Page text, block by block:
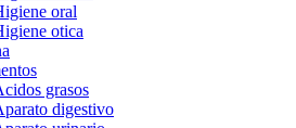
oral
otica
grasos
digestivo